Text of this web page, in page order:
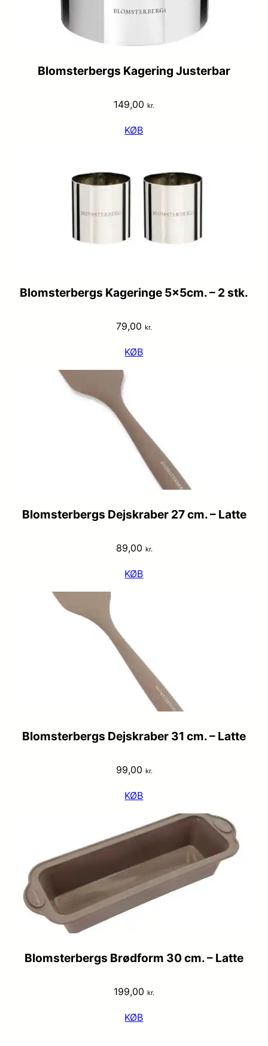
Blomsterbergs Kagering Justerbar
149,00 kr.
KØB
Blomsterbergs Kageringe 5x5cm. – 2 stk.
79,00 kr.
KØB
Blomsterbergs Dejskraber 27 cm. – Latte
89,00 kr.
KØB
Blomsterbergs Dejskraber 31 cm. – Latte
99,00 kr.
KØB
Blomsterbergs Brødform 30 cm. – Latte
199,00 kr.
KØB